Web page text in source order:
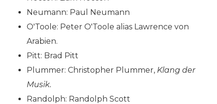
Neumann: Paul Neumann
O'Toole: Peter O'Toole alias Lawrence von
Arabien.
Pitt: Brad Pitt
Plummer: Christopher Plummer, Klang der
Musik.
Randolph: Randolph Scott